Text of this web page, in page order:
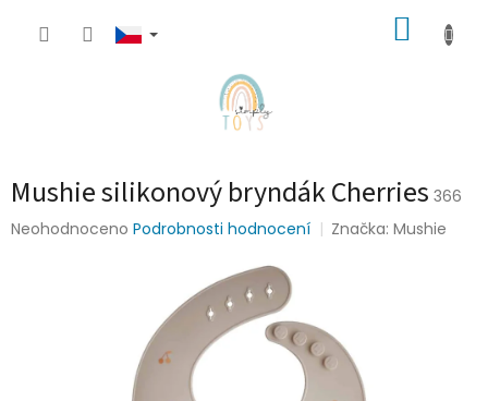
Mushie silikonový bryndák Cherries 366
Průměrné
Neohodnoceno Podrobnosti hodnocení Značka:Mushie